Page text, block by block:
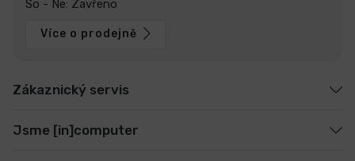
So - Ne: Zavřeno
Více o prodejně
Zákaznický servis
Jsme [in]computer